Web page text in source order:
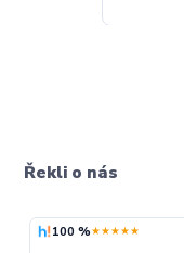
Řekli o nás
100 %★★★★★